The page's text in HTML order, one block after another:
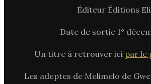
Éditeur Éditions
Date de sortie 1°
Un titre à retrouver ici par le
Les adeptes de Melimelo de